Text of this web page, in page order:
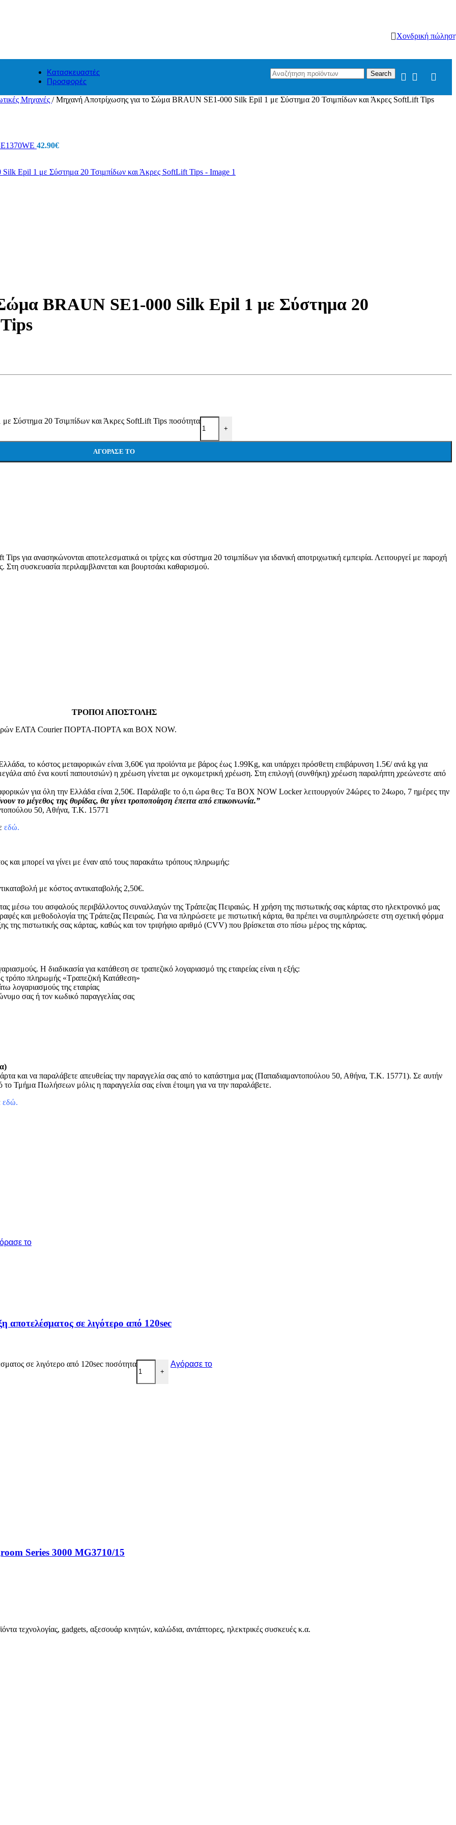
Χονδρική
Κατασκευαστές
Προσφορές
Search
Μηχανές / Μηχανή Αποτρίχωσης για το Σώμα BRAUN SE1-000 Silk Epil 1 με Σύστημα 20 Τσιμπίδων και Άκρες SoftLift Tips
42.90€
BRAUN SE1-000 Silk Epil 1 με Σύστημα 20
Σύστημα 20 Τσιμπίδων και Άκρες SoftLift Tips ποσότητα
+
ΑΓΌΡΑΣΕ ΤΟ
για ανασηκώνονται αποτελεσματικά οι τρίχες και σύστημα 20 τσιμπίδων για ιδανική αποτριχωτική εμπειρία. Λειτουργεί με παροχή
Στη συσκευασία περιλαμβλανεται και βουρτσάκι καθαρισμού.
ΤΡΟΠΟΙ ΑΠΟΣΤΟΛΗΣ
ΕΛΤΑ Courier ΠΟΡΤΑ-ΠΟΡΤΑ και BOX NOW.
το κόστος μεταφορικών είναι 3,60€ για προϊόντα με βάρος έως 1.99Kg, και υπάρχει πρόσθετη επιβάρυνση 1.5€/ ανά kg για
από ένα κουτί παπουτσιών) η χρέωση γίνεται με ογκομετρική χρέωση. Στη επιλογή (συνθήκη) χρέωση παραλήπτη χρεώνεστε από
για όλη την Ελλάδα είναι 2,50€. Παράλαβε το ό,τι ώρα θες: Tα ΒΟΧ ΝΟW Locker λειτουργούν 24ώρες το 24ωρο, 7 ημέρες την
το μέγεθος της θυρίδας, θα γίνει τροποποίηση έπειτα από επικοινωνία.”
50, Αθήνα, Τ.Κ. 15771
εδώ.
και μπορεί να γίνει με έναν από τους παρακάτω τρόπους πληρωμής:
με κόστος αντικαταβολής 2,50€.
μέσω του ασφαλούς περιβάλλοντος συναλλαγών της Τράπεζας Πειραιώς. Η χρήση της πιστωτικής σας κάρτας στο ηλεκτρονικό μας
και μεθοδολογία της Τράπεζας Πειραιώς. Για να πληρώσετε με πιστωτική κάρτα, θα πρέπει να συμπληρώσετε στη σχετική φόρμα
της πιστωτικής σας κάρτας, καθώς και τον τριψήφιο αριθμό (CVV) που βρίσκεται στο πίσω μέρος της κάρτας.
Η διαδικασία για κατάθεση σε τραπεζικό λογαριασμό της εταιρείας είναι η εξής:
τρόπο πληρωμής «Τραπεζική Κατάθεση»
λογαριασμούς της εταιρίας
σας ή τον κωδικό παραγγελίας σας
και να παραλάβετε απευθείας την παραγγελία σας από το κατάστημα μας (Παπαδιαμαντοπούλου 50, Αθήνα, Τ.Κ. 15771). Σε αυτήν
Τμήμα Πωλήσεων μόλις η παραγγελία σας είναι έτοιμη για να την παραλάβετε.
εδώ.
το
σε λιγότερο από 120sec
σε λιγότερο από 120sec ποσότητα
+
Αγόρασε το
Series 3000 MG3710/15
τεχνολογίας, gadgets, αξεσουάρ κινητών, καλώδια, αντάπτορες, ηλεκτρικές συσκευές κ.α.